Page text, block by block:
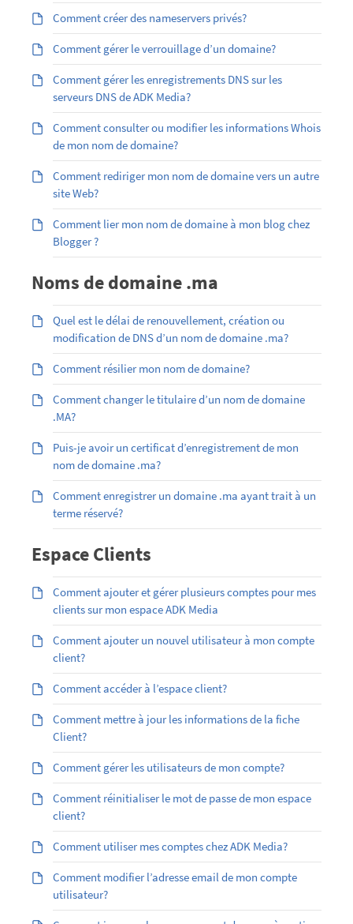
Comment créer des nameservers privés?
Comment gérer le verrouillage d’un domaine?
Comment gérer les enregistrements DNS sur les
serveurs DNS de ADK Media?
Comment consulter ou modifier les informations Whois
de mon nom de domaine?
Comment rediriger mon nom de domaine vers un autre
site Web?
Comment lier mon nom de domaine à mon blog chez
Blogger ?
Noms de domaine .ma
Quel est le délai de renouvellement, création ou
modification de DNS d’un nom de domaine .ma?
Comment résilier mon nom de domaine?
Comment changer le titulaire d’un nom de domaine
.MA?
Puis-je avoir un certificat d’enregistrement de mon
nom de domaine .ma?
Comment enregistrer un domaine .ma ayant trait à un
terme réservé?
Espace Clients
Comment ajouter et gérer plusieurs comptes pour mes
clients sur mon espace ADK Media
Comment ajouter un nouvel utilisateur à mon compte
client?
Comment accéder à l’espace client?
Comment mettre à jour les informations de la fiche
Client?
Comment gérer les utilisateurs de mon compte?
Comment réinitialiser le mot de passe de mon espace
client?
Comment utiliser mes comptes chez ADK Media?
Comment modifier l’adresse email de mon compte
utilisateur?